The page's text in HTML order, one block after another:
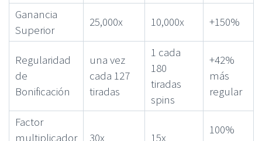
Ganancia
Superior
25,000x 10,000x +150%
Regularidad
de
Bonificación
una vez
cada 127
tiradas
1 cada
180
tiradas
spins
+42%
más
regular
Factor
multiplicador
30x 15x
100%